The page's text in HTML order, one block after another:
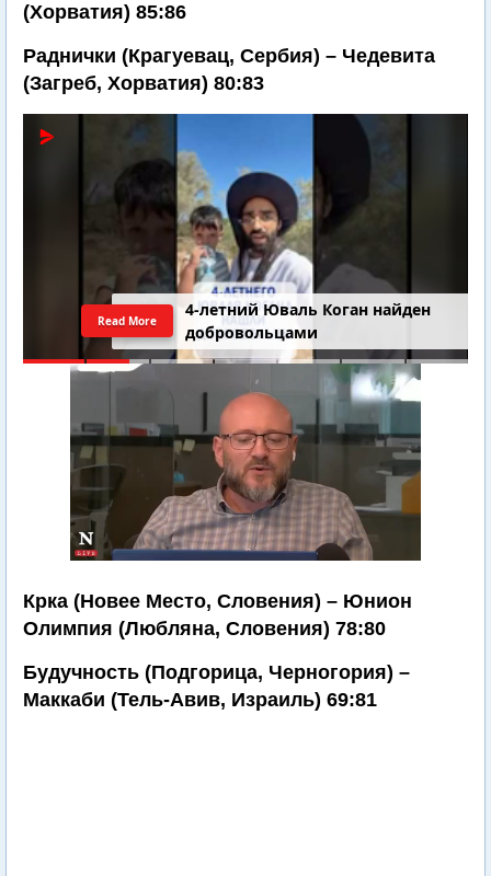
(Хорватия) 85:86
Раднички (Крагуевац, Сербия) – Чедевита
(Загреб, Хорватия) 80:83
4-летний Юваль Коган найден
добровольцами
Read More
Крка (Новее Место, Словения) – Юнион
Олимпия (Любляна, Словения) 78:80
Будучность (Подгорица, Черногория) –
Маккаби (Тель-Авив, Израиль) 69:81